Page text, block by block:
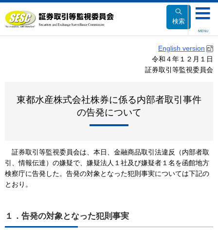
文
へ
検索
MENU
English version
令和４年１２月１日
証券取引等監視委員会
東都水産株式会社株券に係る内部者取引事件
の告発について
証券取引等監視委員会は、本日、金融商品取引法違反（内部者取
引、情報伝達）の嫌疑で、嫌疑法人１社及び嫌疑者１名を函館地方
検察庁に告発した。告発の対象となった犯則事実については下記の
とおり。
１．告発の対象となった犯則事実